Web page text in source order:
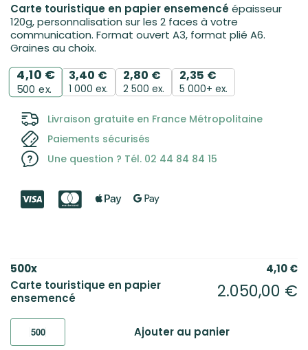
Carte touristique en papier ensemencéépaisseur
120g, personnalisation sur les 2 faces à votre
communication. Format ouvert A3, format plié A6.
Graines au choix.
4,10 €
500 ex.
3,40 €
1 000 ex.
2,80 €
2 500 ex.
2,35 €
5 000+ ex.
Livraison gratuite en France Métropolitaine
Paiements sécurisés
Une question ? Tél. 02 44 84 84 15
500x 4,10€
Carte touristique en papier
ensemencé
2.050,00 €
Ajouter au panier